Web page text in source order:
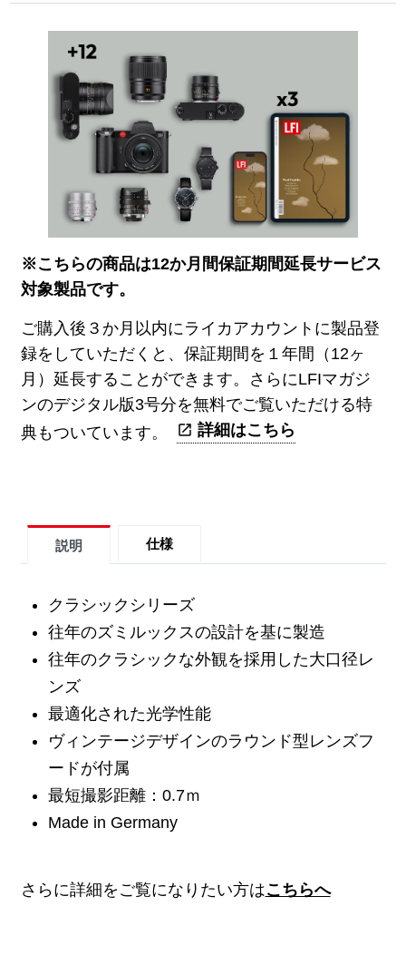
※こちらの商品は12か月間保証期間延長サービス
対象製品です。
ご購入後３か月以内にライカアカウントに製品登
録をしていただくと、保証期間を１年間（12ヶ
月）延長することができます。さらにLFIマガジ
ンのデジタル版3号分を無料でご覧いただける特
典もついています。
詳細はこちら
説明 仕様
クラシックシリーズ
往年のズミルックスの設計を基に製造
往年のクラシックな外観を採用した大口径レ
ンズ
最適化された光学性能
ヴィンテージデザインのラウンド型レンズフ
ードが付属
最短撮影距離：0.7ｍ
Made in Germany
さらに詳細をご覧になりたい方はこちらへ